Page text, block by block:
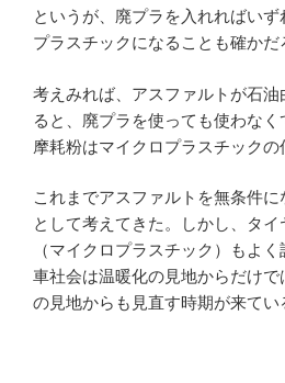
というが、廃プラを入れればい
プラスチックになることも確かだ
考えみれば、アスファルトが石油
ると、廃プラを使っても使わな
摩耗粉はマイクロプラスチックの
これまでアスファルトを無条件
として考えてきた。しかし、タ
（マイクロプラスチック）もよく
車社会は温暖化の見地からだけで
の見地からも見直す時期が来てい